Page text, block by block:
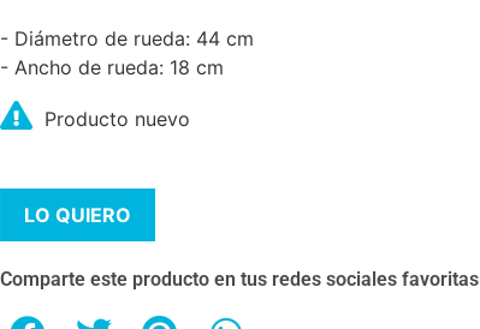
- Diámetro de rueda: 44 cm
- Ancho de rueda: 18 cm
Producto nuevo
LO QUIERO
Comparte este producto en tus redes sociales favoritas